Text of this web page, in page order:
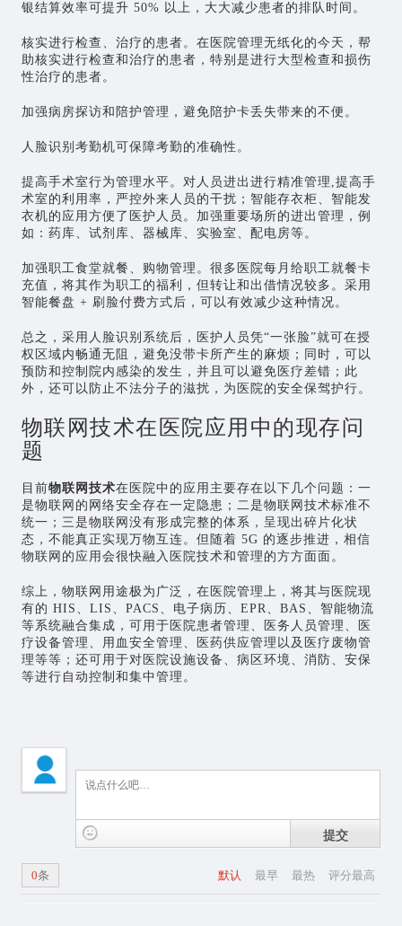
银结算效率可提升 50% 以上，大大减少患者的排队时间。
核实进行检查、治疗的患者。在医院管理无纸化的今天，帮
助核实进行检查和治疗的患者，特别是进行大型检查和损伤
性治疗的患者。
加强病房探访和陪护管理，避免陪护卡丢失带来的不便。
人脸识别考勤机可保障考勤的准确性。
提高手术室行为管理水平。对人员进出进行精准管理,提高手
术室的利用率，严控外来人员的干扰；智能存衣柜、智能发
衣机的应用方便了医护人员。加强重要场所的进出管理，例
如：药库、试剂库、器械库、实验室、配电房等。
加强职工食堂就餐、购物管理。很多医院每月给职工就餐卡
充值，将其作为职工的福利，但转让和出借情况较多。采用
智能餐盘 + 刷脸付费方式后，可以有效减少这种情况。
总之，采用人脸识别系统后，医护人员凭“一张脸”就可在授
权区域内畅通无阻，避免没带卡所产生的麻烦；同时，可以
预防和控制院内感染的发生，并且可以避免医疗差错；此
外，还可以防止不法分子的滋扰，为医院的安全保驾护行。
物联网技术在医院应用中的现存问
题
目前物联网技术在医院中的应用主要存在以下几个问题：一
是物联网的网络安全存在一定隐患；二是物联网技术标准不
统一；三是物联网没有形成完整的体系，呈现出碎片化状
态，不能真正实现万物互连。但随着 5G 的逐步推进，相信
物联网的应用会很快融入医院技术和管理的方方面面。
综上，物联网用途极为广泛，在医院管理上，将其与医院现
有的 HIS、LIS、PACS、电子病历、EPR、BAS、智能物流
等系统融合集成，可用于医院患者管理、医务人员管理、医
疗设备管理、用血安全管理、医药供应管理以及医疗废物管
理等等；还可用于对医院设施设备、病区环境、消防、安保
等进行自动控制和集中管理。
提交
默认 最早 最热 评分最高
0条